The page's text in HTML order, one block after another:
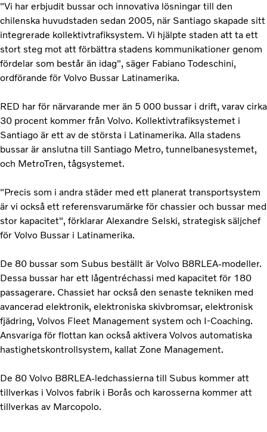
"Vi har erbjudit bussar och innovativa lösningar till den
chilenska huvudstaden sedan 2005, när Santiago skapade sitt
integrerade kollektivtrafiksystem. Vi hjälpte staden att ta ett
stort steg mot att förbättra stadens kommunikationer genom
fördelar som består än idag", säger Fabiano Todeschini,
ordförande för Volvo Bussar Latinamerika.
RED har för närvarande mer än 5 000 bussar i drift, varav cirka
30 procent kommer från Volvo. Kollektivtrafiksystemet i
Santiago är ett av de största i Latinamerika. Alla stadens
bussar är anslutna till Santiago Metro, tunnelbanesystemet,
och MetroTren, tågsystemet.
"Precis som i andra städer med ett planerat transportsystem
är vi också ett referensvarumärke för chassier och bussar med
stor kapacitet", förklarar Alexandre Selski, strategisk säljchef
för Volvo Bussar i Latinamerika.
De 80 bussar som Subus beställt är Volvo B8RLEA-modeller.
Dessa bussar har ett lågentréchassi med kapacitet för 180
passagerare. Chassiet har också den senaste tekniken med
avancerad elektronik, elektroniska skivbromsar, elektronisk
fjädring, Volvos Fleet Management system och I-Coaching.
Ansvariga för flottan kan också aktivera Volvos automatiska
hastighetskontrollsystem, kallat Zone Management.
De 80 Volvo B8RLEA-ledchassierna till Subus kommer att
tillverkas i Volvos fabrik i Borås och karosserna kommer att
tillverkas av Marcopolo.